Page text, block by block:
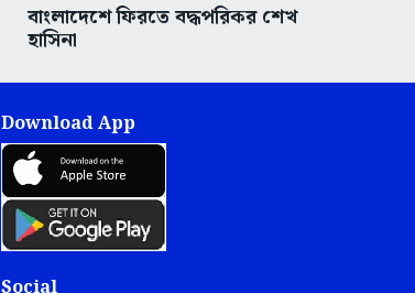
বাংলাদেশে ফিরতে বদ্ধপরিকর শেখ
হাসিনা
Download App